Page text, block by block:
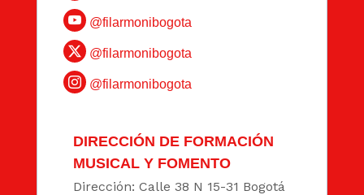
@filarmonibogota
@filarmonibogota
@filarmonibogota
DIRECCIÓN DE FORMACIÓN
MUSICAL Y FOMENTO
Dirección: Calle 38 N 15-31 Bogotá